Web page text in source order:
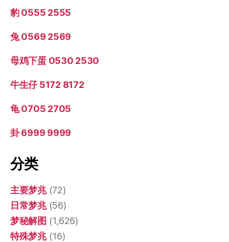
豹 0555 2555
兔 0569 2569
母鸡下蛋 0530 2530
牛生仔 5172 8172
龟 0705 2705
卦 6999 9999
分类
主要梦兆(72)
日常梦兆(56)
梦秘解图 (1,626)
特殊梦兆(16)